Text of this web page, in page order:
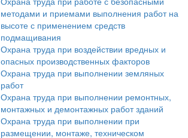
методами и приемами выполнения работ на
высоте с применением средств
подмащивания
Охрана труда при воздействии вредных и
опасных производственных факторов
Охрана труда при выполнении земляных
работ
Охрана труда при выполнении ремонтных,
монтажных и демонтажных работ зданий
Охрана труда при выполнении при
размещении, монтаже, техническом